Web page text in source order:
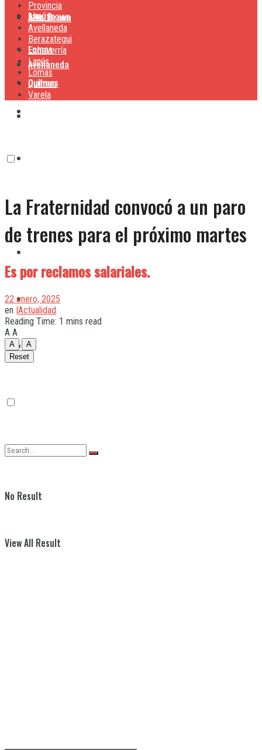
Lanús
Lomas
Quilmes
Alte. Brown
Avellaneda
Lanús
Quilmes
Varela
No Result
View All Result
Provincia
Alte. Brown
Avellaneda
Berazategui
Echeverría
Lanús
Lomas
Quilmes
Varela
La Fraternidad convocó a un paro
de trenes para el próximo martes
Es por reclamos salariales.
22 enero, 2025
en |Actualidad
Reading Time: 1 mins read
A A
A
A
Reset